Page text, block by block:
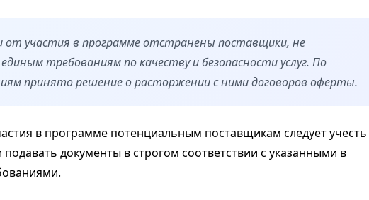
от участия в программе отстранены поставщики, не
требованиям по качеству и безопасности услуг. По
принято решение о расторжении с ними договоров оферты.
в программе потенциальным поставщикам следует учесть
документы в строгом соответствии с указанными в